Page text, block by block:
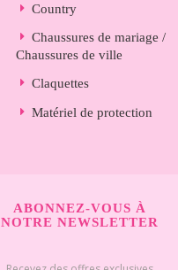
Country
Chaussures de mariage /
Chaussures de ville
Claquettes
Matériel de protection
ABONNEZ-VOUS À
NOTRE NEWSLETTER